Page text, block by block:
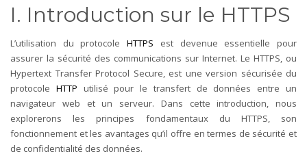
I. Introduction sur le HTTPS
L’utilisation du protocoleHTTPS est devenue essentielle pour
assurer la sécurité des communications sur Internet. Le HTTPS, ou
Hypertext Transfer Protocol Secure, est une version sécurisée du
protocole HTTP utilisé pour le transfert de données entre un
navigateur web et un serveur. Dans cette introduction, nous
explorerons les principes fondamentaux du HTTPS, son
fonctionnement et les avantages qu’il offre en termes de sécurité et
de confidentialité des données.